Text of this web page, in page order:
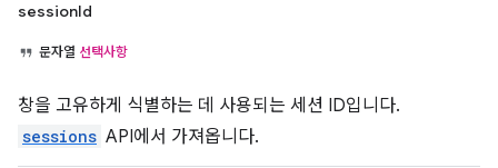
sessionId
문자열 선택사항
창을 고유하게 식별하는 데 사용되는 세션 ID입니다.
sessions API에서 가져옵니다.